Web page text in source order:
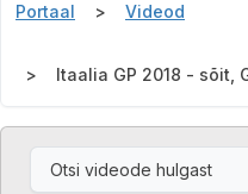
Portaal Videod
Itaalia GP 2018 - sõit,